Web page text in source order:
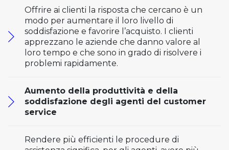
Offrire ai clienti la risposta che cercano è un
modo per aumentare il loro livello di
soddisfazione e favorire l’acquisto. I clienti
apprezzano le aziende che danno valore al
loro tempo e che sono in grado di risolvere i
problemi rapidamente.
Aumento della produttività e della
soddisfazione degli agenti del customer
service
Rendere più efficienti le procedure di